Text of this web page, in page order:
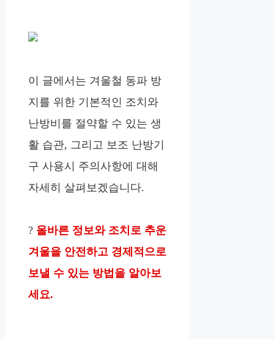
이 글에서는 겨울철 동파 방
지를 위한 기본적인 조치와
난방비를 절약할 수 있는 생
활 습관, 그리고 보조 난방기
구 사용시 주의사항에 대해
자세히 살펴보겠습니다.
? 올바른 정보와 조치로 추운
겨울을 안전하고 경제적으로
보낼 수 있는 방법을 알아보
세요.